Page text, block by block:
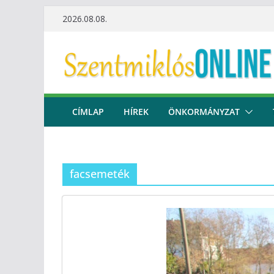
2026.08.08.
CÍMLAP HÍREK ÖNKORMÁNYZAT
facsemeték